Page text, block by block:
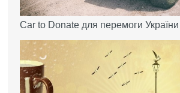
Car to Donate для перемоги України